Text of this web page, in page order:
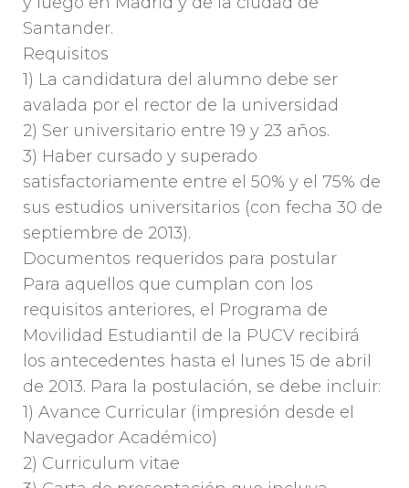
Santander.
Requisitos
1) La candidatura del alumno debe ser
avalada por el rector de la universidad
2) Ser universitario entre 19 y 23 años.
3) Haber cursado y superado
satisfactoriamente entre el 50% y el 75% de
sus estudios universitarios (con fecha 30 de
septiembre de 2013).
Documentos requeridos para postular
Para aquellos que cumplan con los
requisitos anteriores, el Programa de
Movilidad Estudiantil de la PUCV recibirá
los antecedentes hasta el lunes 15 de abril
de 2013. Para la postulación, se debe incluir:
1) Avance Curricular (impresión desde el
Navegador Académico)
2) Curriculum vitae